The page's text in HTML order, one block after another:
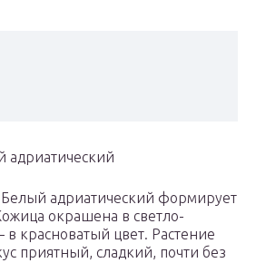
адриатический
адриатический формирует
окрашена в светло-
в красноватый цвет. Растение
приятный, сладкий, почти без